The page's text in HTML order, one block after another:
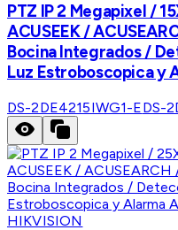
PTZ IP 2 Megapixel /
ACUSEEK /
Bocina Integrados /
Luz Estroboscopica y
DS-2DE4215IWG1-EDS-
HIKVISION